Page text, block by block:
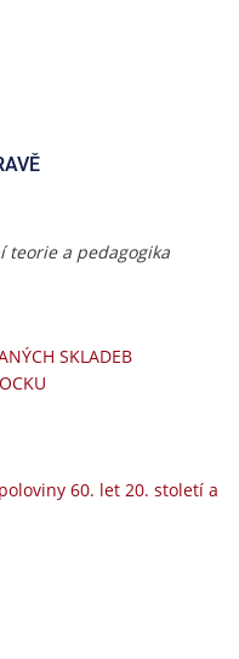
teorie a pedagogika
SKLADEB
60. let 20. století a